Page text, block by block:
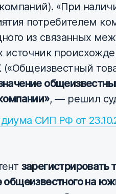
«При
потребителем
из связанных
(«Общеизвестный
, — решил
СИП РФ от
зарегистрировать
общеизвестного на